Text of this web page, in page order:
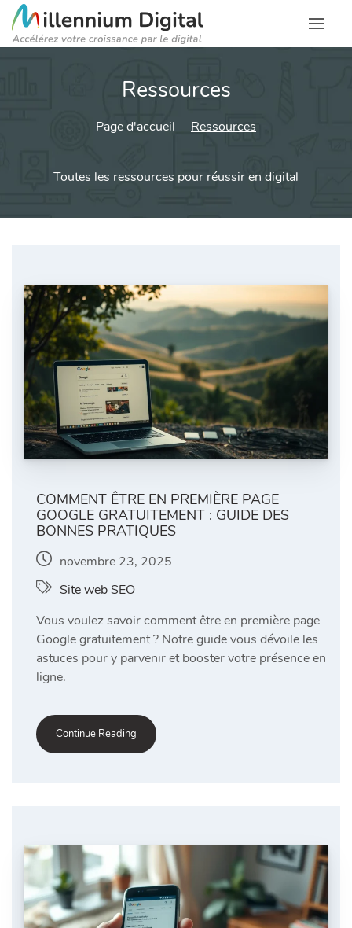
Ressources
Page d'accueil Ressources
Toutes les ressources pour réussir en digital
COMMENT ÊTRE EN PREMIÈRE PAGE
GOOGLE GRATUITEMENT : GUIDE DES
BONNES PRATIQUES
novembre 23, 2025
Site web SEO
Vous voulez savoir comment être en première page
Google gratuitement ? Notre guide vous dévoile les
astuces pour y parvenir et booster votre présence en
ligne.
Continue Reading